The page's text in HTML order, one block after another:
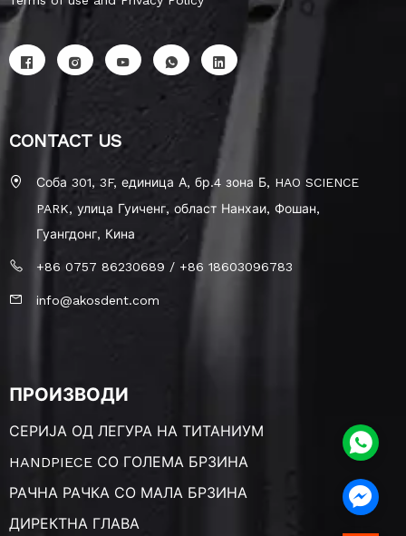
CONTACT US
Соба 301, 3F, единица А, бр.4 зона Б, HAO SCIENCE
PARK, улица Гуиченг, област Нанхаи, Фошан,
Гуангдонг, Кина
+86 0757 86230689 / +86 18603096783
info@akosdent.com
ПРОИЗВОДИ
СЕРИЈА ОД ЛЕГУРА НА ТИТАНИУМ
HANDPIECE СО ГОЛЕМА БРЗИНА
РАЧНА РАЧКА СО МАЛА БРЗИНА
ДИРЕКТНА ГЛАВА